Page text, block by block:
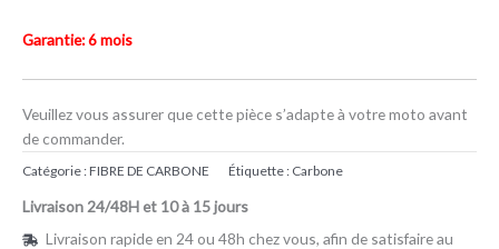
Garantie: 6 mois
Veuillez vous assurer que cette pièce s’adapte à votre moto avant
de commander.
Catégorie :FIBRE DE CARBONE Étiquette : Carbone
Livraison 24/48H et 10 à 15 jours
Livraison rapide en 24 ou 48h chez vous, afin de satisfaire au